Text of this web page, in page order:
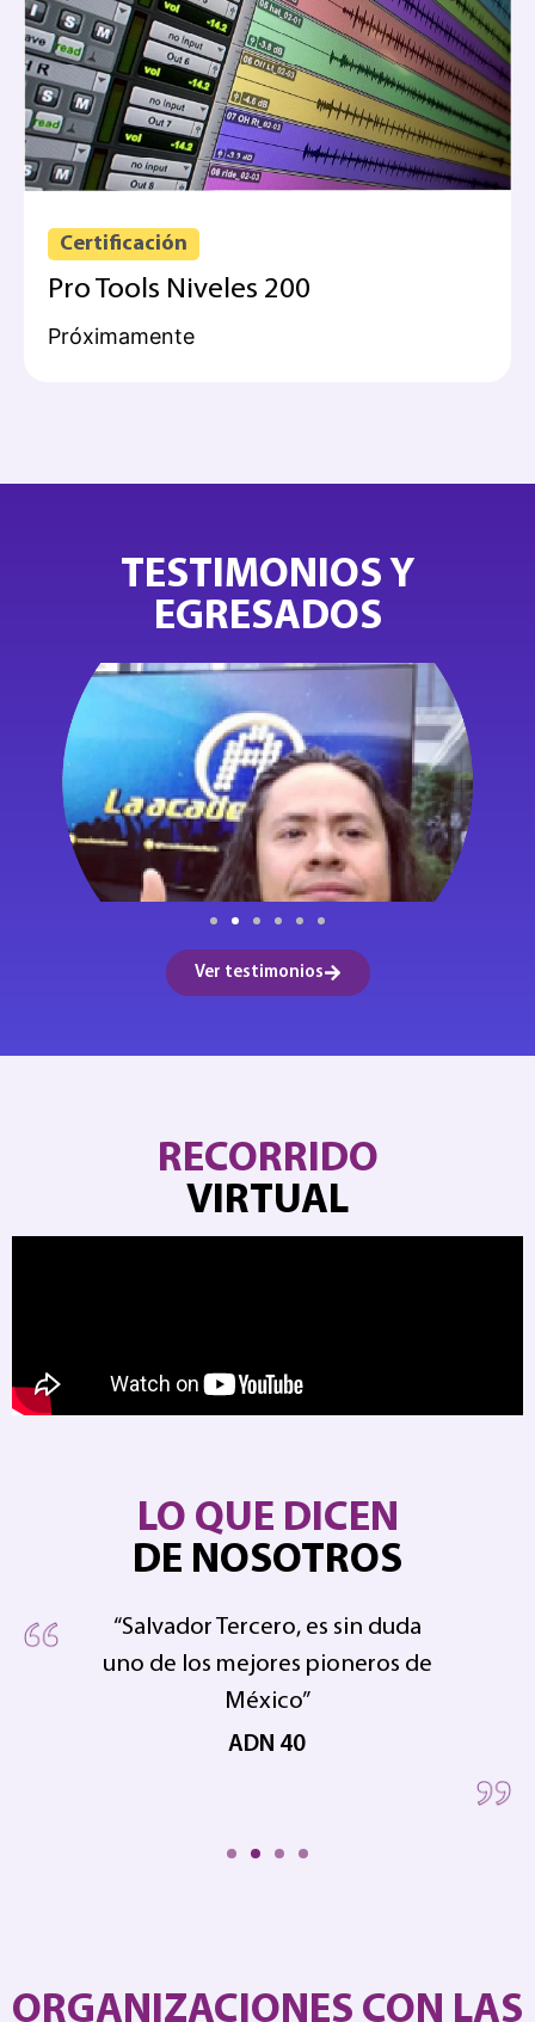
Certificación
Pro Tools Niveles 200
Próximamente
TESTIMONIOS Y
EGRESADOS
Ver testimonios
RECORRIDO
VIRTUAL
LO QUE DICEN
DE NOSOTROS
“Salvador Tercero, es sin duda
uno de los mejores pioneros de
México”
ADN 40
ORGANIZACIONES CON LAS